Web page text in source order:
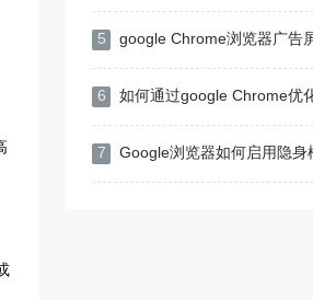
5 google Chrome浏览器广告屏蔽
6 如何通过google Chrome优化网页图
7 Google浏览器如何启用隐身模式下